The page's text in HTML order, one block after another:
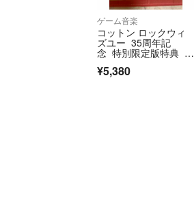
ゲーム音楽
コットン ロックウィ
ズユー 35周年記
念 特別限定版特典 サ
ウンドトラックCD
¥5,380